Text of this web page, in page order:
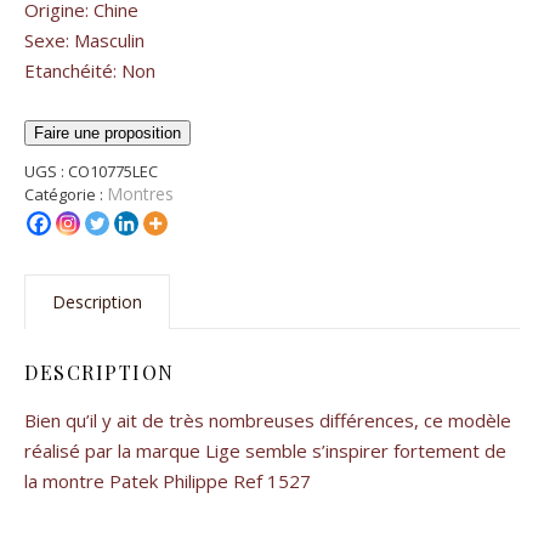
Origine: Chine
Sexe: Masculin
Etanchéité: Non
Faire une proposition
UGS : CO10775LEC
Catégorie : Montres
Description
DESCRIPTION
Bien qu’il y ait de très nombreuses différences, ce modèle
réalisé par la marque Lige semble s’inspirer fortement de
la montre Patek Philippe Ref 1527